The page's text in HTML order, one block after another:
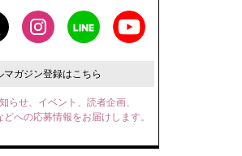
マガジン登録はこちら
らせ、イベント、読者企画、
への応募情報をお届けします。